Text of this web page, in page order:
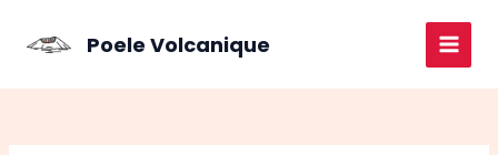
Poele Volcanique
MAIN